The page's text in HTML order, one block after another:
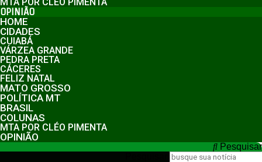
MTA POR CLÉO PIMENTA
OPINIÃO
HOME
CIDADES
CUIABÁ
VÁRZEA GRANDE
PEDRA PRETA
CÁCERES
FELIZ NATAL
MATO GROSSO
POLÍTICA MT
BRASIL
COLUNAS
MTA POR CLÉO PIMENTA
OPINIÃO
Pesquisar